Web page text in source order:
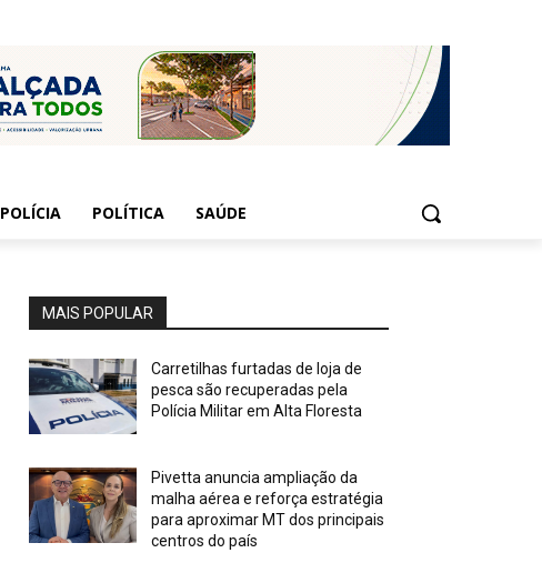
POLÍCIA POLÍTICA SAÚDE
MAIS POPULAR
Carretilhas furtadas de loja de
pesca são recuperadas pela
Polícia Militar em Alta Floresta
Pivetta anuncia ampliação da
malha aérea e reforça estratégia
para aproximar MT dos principais
centros do país